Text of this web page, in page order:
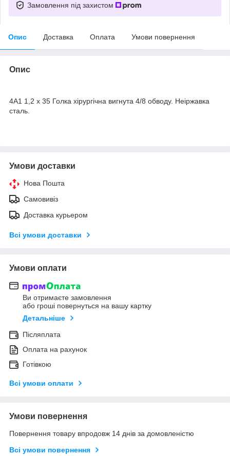
Замовлення під захистом
Опис Доставка Оплата Умови повернення
Опис
4А1 1,2 х 35 Голка хірургічна вигнута 4/8 обводу. Неіржавка
сталь.
Умови доставки
Нова Пошта
Самовивіз
Доставка курьером
Всі умови доставки
Умови оплати
Ви отримаєте замовлення
або гроші повернуться на вашу картку
Детальніше
Післяплата
Оплата на рахунок
Готівкою
Всі умови оплати
Умови повернення
Повернення товару впродовж 14 днів за домовленістю
Всі умови повернення